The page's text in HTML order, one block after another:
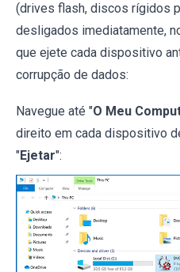
(drives flash, discos rígidos
desligados imediatamente,
que ejete cada dispositivo
corrupção de dados:
Navegue até "O Meu
direito em cada dispositivo
"Ejetar":